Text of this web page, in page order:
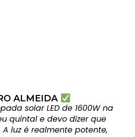
ALMEIDA
solar LED de 1600W na
quintal e devo dizer que
A luz é realmente potente,